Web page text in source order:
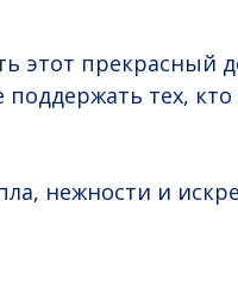
этот прекрасный
тех,
нежности и